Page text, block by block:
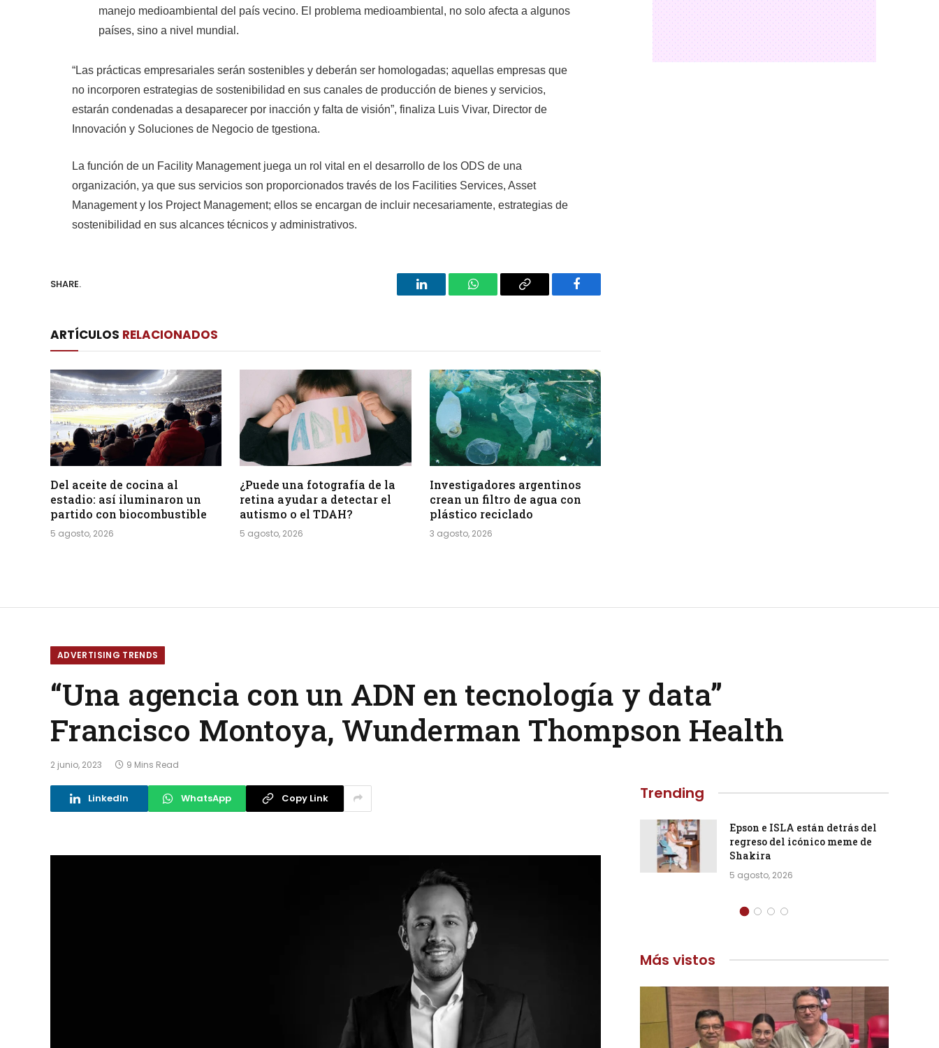
manejo medioambiental del país vecino. El problema medioambiental, no solo afecta a algunos
países, sino a nivel mundial.
“Las prácticas empresariales serán sostenibles y deberán ser homologadas; aquellas empresas que
no incorporen estrategias de sostenibilidad en sus canales de producción de bienes y servicios,
estarán condenadas a desaparecer por inacción y falta de visión”, finaliza Luis Vivar, Director de
Innovación y Soluciones de Negocio de tgestiona.
La función de un Facility Management juega un rol vital en el desarrollo de los ODS de una
organización, ya que sus servicios son proporcionados través de los Facilities Services, Asset
Management y los Project Management; ellos se encargan de incluir necesariamente, estrategias de
sostenibilidad en sus alcances técnicos y administrativos.
SHARE.
LinkedIn WhatsAppCopy
Facebook
ARTÍCULOS RELACIONADOS
Del aceite de cocina al
estadio: así iluminaron un
partido con biocombustible
5 agosto, 2026
¿Puede una fotografía de la
retina ayudar a detectar el
autismo o el TDAH?
5 agosto, 2026
Investigadores argentinos
crean un filtro de agua con
plástico reciclado
3 agosto, 2026
ADVERTISING TRENDS
“Una agencia con un ADN en tecnología y data”
Francisco Montoya, Wunderman Thompson Health
2 junio, 2023 9 Mins Read
LinkedIn WhatsApp Copy Link Trending
plástico reciclado
3 agosto, 2026
Epson e ISLA están detrás del
regreso del icónico meme de
Shakira
5 agosto, 2026
Más vistos